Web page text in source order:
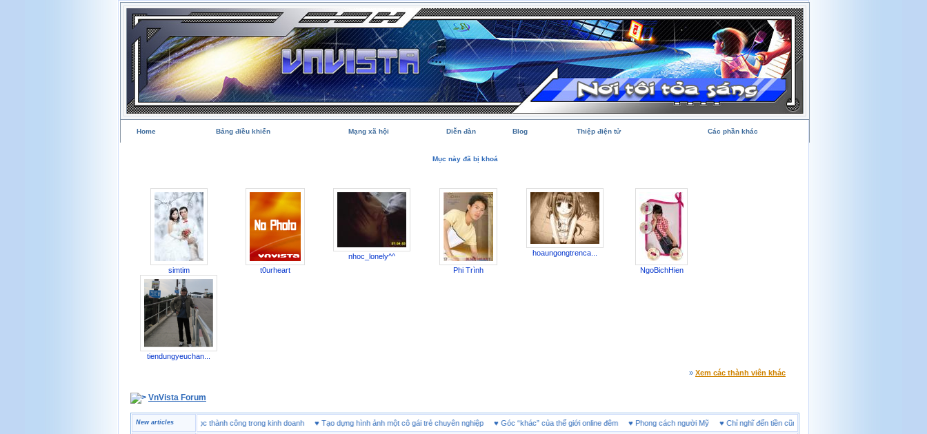
Home Bảng điều khiển Mạng xã hội Diễn đàn Blog Thiệp điện tử Các phần khác
Mục này đã bị khoá
simtim t0urheart
nhoc_lonely^^
Phi Trình
hoaungongtrenca...
NgoBichHien
tiendungyeuchan...
» Xem các thành viên khác
VnVista Forum
New articles
Một số câu hỏi phỏng vấn “đặc biệt” của Microsoft 4 bài học thành công trong kinh doanh ♥Tạo dựng hình ảnh một cô gái trẻ chuyên nghiệp ♥ Góc “khác” của thế giới online đêm ♥Phong cách người Mỹ ♥Chỉ nghĩ đến tiền cũng làm người ta ích kỷ